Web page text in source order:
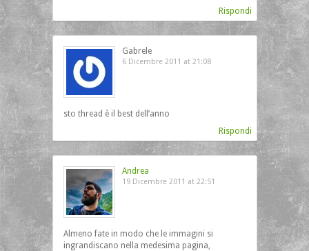
Rispondi
Gabrele
6 Dicembre 2011 at 21:08
sto thread è il best dell’anno
Rispondi
Andrea
19 Dicembre 2011 at 22:51
Almeno fate in modo che le immagini si
ingrandiscano nella medesima pagina,